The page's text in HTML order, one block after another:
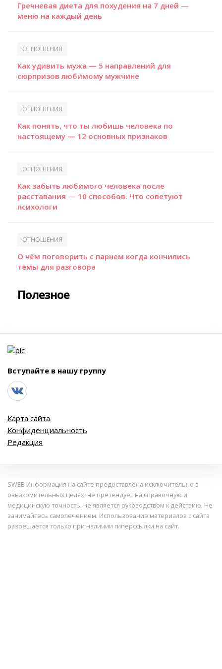
Гречневая диета для похудения на 7 дней —
меню на каждый день
ОТНОШЕНИЯ
Как удивить мужа — 5 направлений для
сюрпризов любимому мужчине
ОТНОШЕНИЯ
Как понять, что ты любишь человека по
настоящему — 12 основных признаков
ОТНОШЕНИЯ
Как забыть любимого человека после
расставания — 10 способов. Что советуют
психологи
ОТНОШЕНИЯ
О чём поговорить с парнем когда кончились
темы для разговора
Полезное
Вступайте в нашу группу
Карта сайта
Конфиденциальность
Редакция
SWEB Информация на сайте предоставлена исключительно в
ознакомительных целях, не претендует на справочную и
медицинскую точность, не является руководством к действию. Не
занимайтесь самолечением. Использование материалов с сайта
разрешается только при наличии гиперссылки на сайт.